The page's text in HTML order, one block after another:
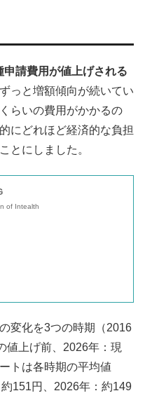
請費用が値上げされる
っと増額傾向が続いてい
らいの費用がかかるの
にどれほど経済的な負担
とにしました。
of Intealth
変化を3つの時期（2016
値上げ前、2026年：現
トは各時期の平均値
151円、2026年：約149